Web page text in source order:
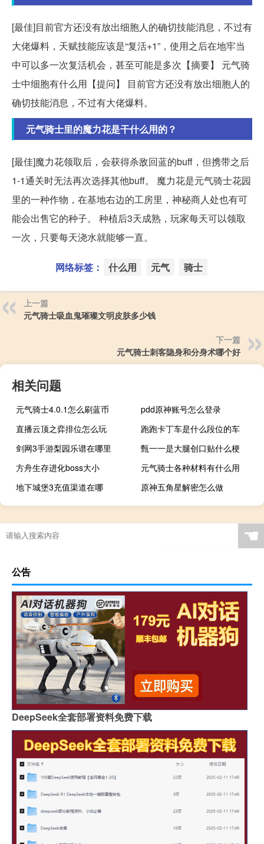
[最佳]目前官方还没有放出细胞人的确切技能消息，不过有
大佬爆料，天赋技能应该是“复活+1”，使用之后在地牢当
中可以多一次复活机会，甚至可能是多次【摘要】 元气骑
士中细胞有什么用【提问】 目前官方还没有放出细胞人的
确切技能消息，不过有大佬爆料。
元气骑士里的魔力花是干什么用的？
[最佳]魔力花领取后，会获得杀敌回蓝的buff，但携带之后
1-1通关时无法再次选择其他buff。 魔力花是元气骑士花园
里的一种作物，在基地右边的工房里，神秘商人处也有可
能会出售它的种子。 种植后3天成熟，玩家每天可以领取
一次，只要每天浇水就能够一直。
网络标签： 什么用 元气 骑士
上一篇
元气骑士吸血鬼璀璨文明皮肤多少钱
下一篇
元气骑士刺客隐身和分身术哪个好
相关问题
元气骑士4.0.1怎么刷蓝币
pdd原神账号怎么登录
直播云顶之弈排位怎么玩
跑跑卡丁车是什么段位的车
剑网3手游梨园乐谱在哪里
甄一一是大腿创口贴什么梗
方舟生存进化boss大小
元气骑士各种材料有什么用
地下城堡3充值渠道在哪
原神五角星解密怎么做
☚
公告
DeepSeek全套部署资料免费下载